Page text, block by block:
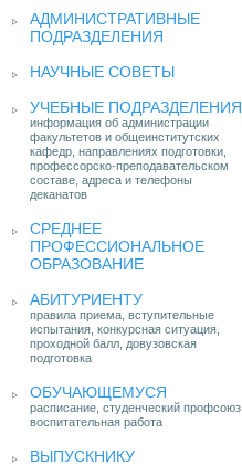
АДМИНИСТРАТИВНЫЕ
ПОДРАЗДЕЛЕНИЯ
НАУЧНЫЕ СОВЕТЫ
УЧЕБНЫЕ ПОДРАЗДЕЛЕНИЯ
информация об администрации
факультетов и общеинститутских
кафедр, направлениях подготовки,
профессорско-преподавательском
составе, адреса и телефоны
деканатов
СРЕДНЕЕ
ПРОФЕССИОНАЛЬНОЕ
ОБРАЗОВАНИЕ
АБИТУРИЕНТУ
правила приема, вступительные
испытания, конкурсная ситуация,
проходной балл, довузовская
подготовка
ОБУЧАЮЩЕМУСЯ
расписание, студенческий профсоюз,
воспитательная работа
ВЫПУСКНИКУ